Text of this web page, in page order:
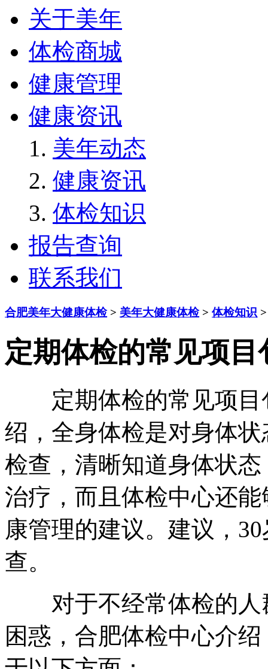
关于美年
体检商城
健康管理
健康资讯
美年动态
健康资讯
体检知识
报告查询
联系我们
合肥美年大健康体检> 美年大健康体检> 体检知识 >
定期体检的常见项目
定期体检的常见项目
绍，全身体检是对身体
检查，清晰知道身体状
治疗，而且体检中心还
康管理的建议。建议，
查。
对于不经常体检的人
困惑，合肥体检中心介